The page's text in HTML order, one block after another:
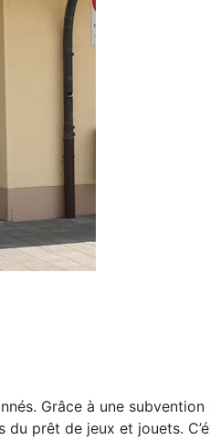
Grâce à une
prêt de jeux et jouets.